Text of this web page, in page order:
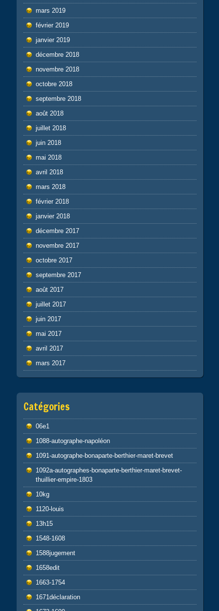
mars 2019
février 2019
janvier 2019
décembre 2018
novembre 2018
octobre 2018
septembre 2018
août 2018
juillet 2018
juin 2018
mai 2018
avril 2018
mars 2018
février 2018
janvier 2018
décembre 2017
novembre 2017
octobre 2017
septembre 2017
août 2017
juillet 2017
juin 2017
mai 2017
avril 2017
mars 2017
Catégories
06e1
1088-autographe-napoléon
1091-autographe-bonaparte-berthier-maret-brevet
1092a-autographes-bonaparte-berthier-maret-brevet-
thuillier-empire-1803
10kg
1120-louis
13h15
1548-1608
1588jugement
1658edit
1663-1754
1671déclaration